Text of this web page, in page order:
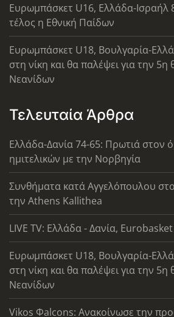
Ευρωμπάσκετ U16, Ελλάδα-Ισραήλ
τέλος η Εθνική Παίδων
Ευρωμπάσκετ U18, Βουλγαρία-
στη νίκη και θα παλέψει για την 5η
Νεανίδων
Τελευταία Άρθρα
Ελλάδα-Δανία 74-65: Πρωτιά στον
ημιτελικών με την Νορβηγία
Συνθήματα κατά Αγγελόπουλου
την Athens Kallithea
LIVE TV: Ελλάδα - Δανία,
Ευρωμπάσκετ U18, Βουλγαρία-
στη νίκη και θα παλέψει για την 5η
Νεανίδων
Vikos Φalcons: Ανακοίνωσε την